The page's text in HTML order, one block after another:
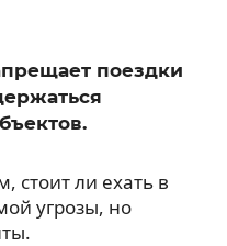
поездки
стоит ли ехать в
угрозы, но